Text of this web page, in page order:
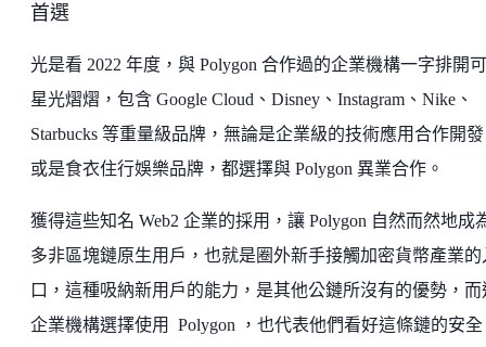
首選
光是看 2022 年度，與 Polygon 合作過的企業機構一字排開
星光熠熠，包含 Google Cloud、Disney、Instagram、Nike、
Starbucks 等重量級品牌，無論是企業級的技術應用合作開
或是食衣住行娛樂品牌，都選擇與 Polygon 異業合作。
獲得這些知名 Web2 企業的採用，讓 Polygon 自然而然地成
多非區塊鏈原生用戶，也就是圈外新手接觸加密貨幣產業的
口，這種吸納新用戶的能力，是其他公鏈所沒有的優勢，而
企業機構選擇使用 Polygon ，也代表他們看好這條鏈的安全